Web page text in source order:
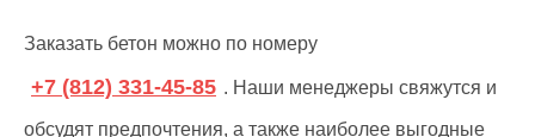
Заказать бетон можно по номеру
+7 (812) 331-45-85 . Наши менеджеры свяжутся и
обсудят предпочтения, а также наиболее выгодные